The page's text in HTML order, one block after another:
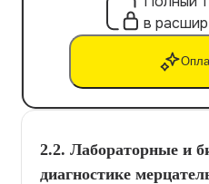
в
2.2. Лабораторные и
диагностике